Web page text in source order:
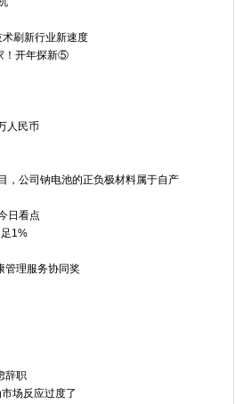
刷新行业新速度
！开年探新⑤
人民币
，公司钠电池的正负极材料属于自产
日看点
1%
管理服务协同奖
辞职
场反应过度了